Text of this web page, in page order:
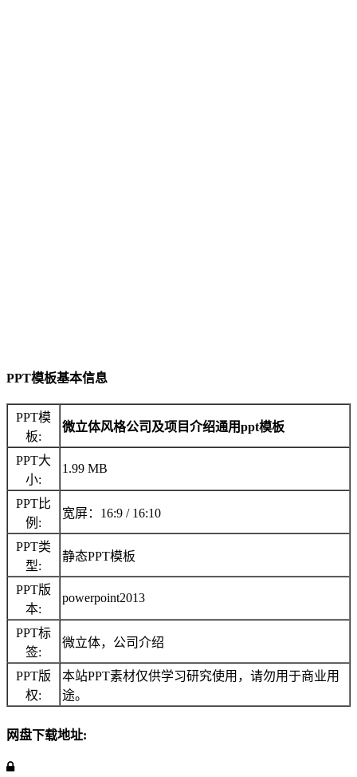
PPT模板基本信息
PPT模
板:
微立体风格公司及项目介绍通用ppt模板
PPT大
小:
1.99 MB
PPT比
例:
宽屏：16:9 / 16:10
PPT类
型:
静态PPT模板
PPT版
本:
powerpoint2013
PPT标
签:
微立体，公司介绍
PPT版
权:
本站PPT素材仅供学习研究使用，请勿用于商业用
途。
网盘下载地址: